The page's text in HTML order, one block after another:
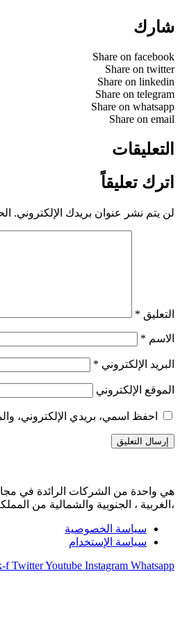
شارك
Share on facebook
Share on twitter
Share on linkedin
Share on telegram
Share on whatsapp
Share on email
التعليقات
اترك تعليقاً
لن يتم نشر عنوان بريدك الإلكتروني.
التعليق *
الاسم *
البريد الإلكتروني *
الموقع الإلكتروني
احفظ اسمي، بريدي الإلكتروني،
،الغربية ، الجنوبية والشمالية من المملكة العربية السعودية ،
سياسة الخصوصية
سياسة الإستخدام
f TwitterYoutube Instagram Whatsapp